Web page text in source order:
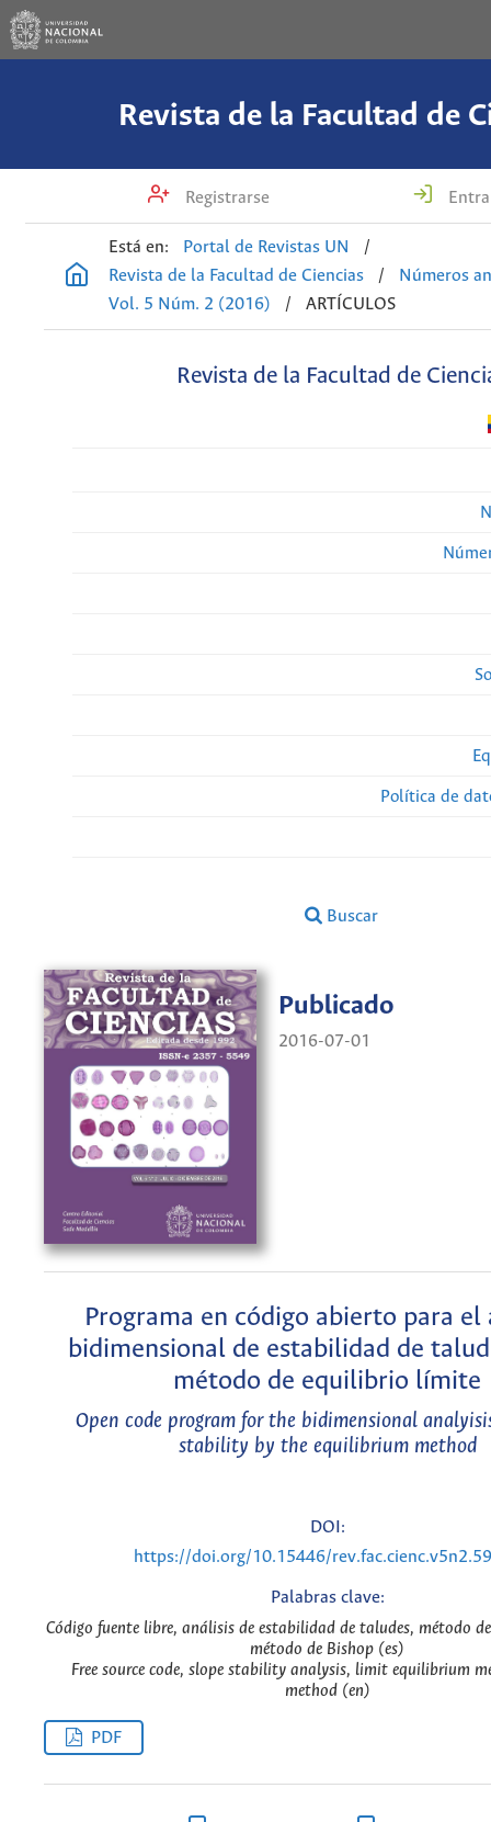
Revista de la Facultad de
Registrarse
Está en: Portal de Revistas UN
/
Revista de la Facultad de Ciencias
/
Números
Vol. 5 Núm. 2 (2016)
/ ARTÍCULOS
Revista de la Facultad de
Política de
Buscar
Publicado
2016-07-01
Programa en código abierto para el
bidimensional de estabilidad de
método de equilibrio límite
Open code program for the bidimensional
stability by the equilibrium method
DOI:
https://doi.org/10.15446/
Palabras clave:
Código fuente libre, análisis de estabilidad de taludes, método
método de Bishop (es)
Free source code, slope stability analysis, limit equilibrium
method (en)
PDF